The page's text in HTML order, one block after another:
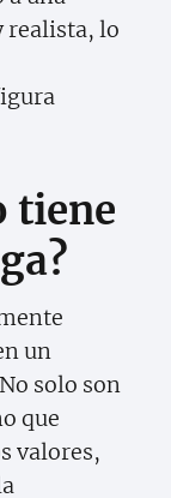
realista, lo
tiene
un
solo son
que
valores,